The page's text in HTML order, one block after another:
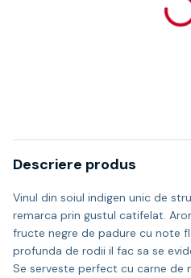
Descriere produs
Vinul din soiul indigen unic de
remarca prin gustul catifelat.
fructe negre de padure cu note
profunda de rodii il fac sa se
Se serveste perfect cu carne de